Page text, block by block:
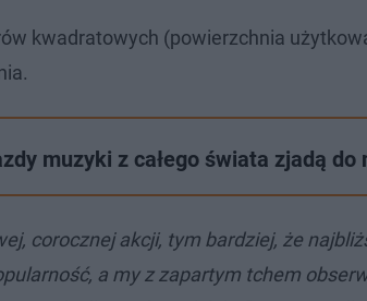
kwadratowych (powierzchnia
muzyki z całego świata zjadą do
corocznej akcji, tym bardziej, że
a my z zapartym tchem